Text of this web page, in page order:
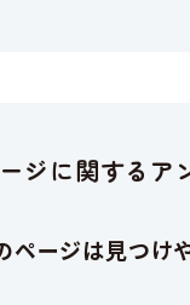
ジに関するア